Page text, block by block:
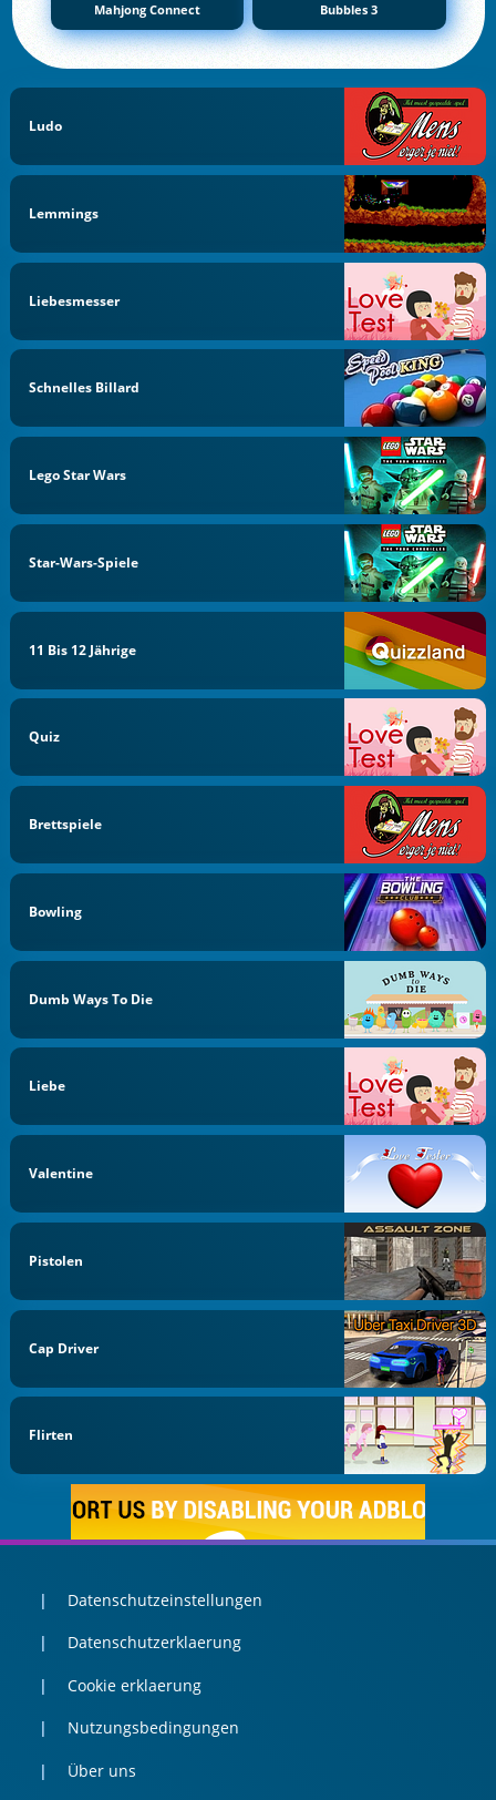
Mahjong Connect Bubbles 3
Ludo
Lemmings
Liebesmesser
Schnelles Billard
Lego Star Wars
Star-Wars-Spiele
11 Bis 12 Jährige
Quiz
Brettspiele
Bowling
Dumb Ways To Die
Liebe
Valentine
Pistolen
Cap Driver
Flirten
Datenschutzeinstellungen
Datenschutzerklaerung
Cookie erklaerung
Nutzungsbedingungen
Über uns